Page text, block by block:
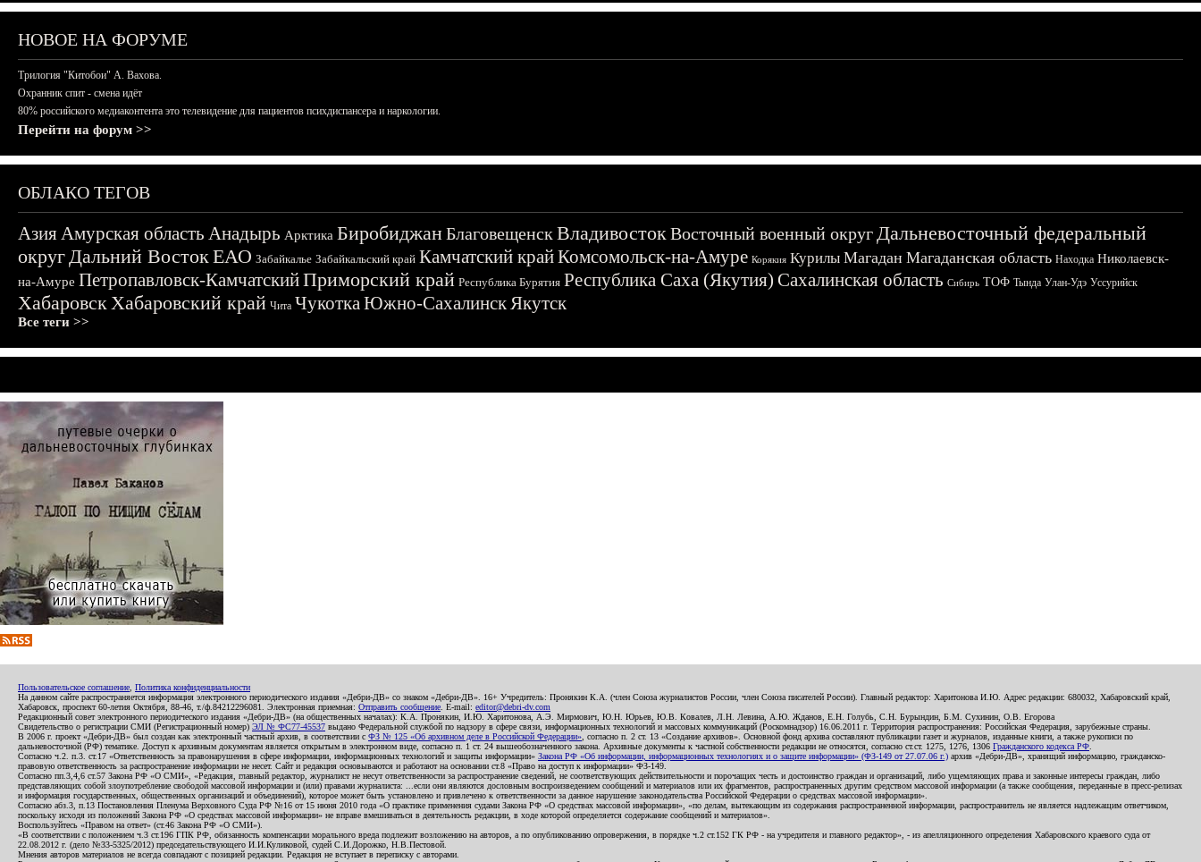
НОВОЕ НА ФОРУМЕ
Трилогия "Китобои" А. Вахова.
Охранник спит - смена идёт
80% российского медиаконтента это телевидение для пациентов психдиспансера и наркологии.
Перейти на форум >>
ОБЛАКО ТЕГОВ
АзияАмурская область Анадырь Арктика БиробиджанБлаговещенскВладивостокВосточный военный округДальневосточный федеральный
округДальний ВостокЕАО Забайкалье Забайкальский край Камчатский крайКомсомольск-на-Амуре Корякия Курилы Магадан Магаданская область Находка Николаевск-
на-Амуре Петропавловск-КамчатскийПриморский край Республика Бурятия Республика Саха (Якутия) Сахалинская область Сибирь ТОФ Тында Улан-Удэ Уссурийск
ХабаровскХабаровский край Чита ЧукоткаЮжно-СахалинскЯкутск
Все теги >>
Пользовательское соглашение Политика конфиденциальности
На данном сайте распространяется информация электронного периодического издания «Дебри-ДВ» со знаком «Дебри-ДВ». 16+ Учредитель: Пронякин К.А. (член Союза журналистов России, член Союза писателей России). Главный редактор: Харитонова И.Ю. Адрес редакции: 680032, Хабаровский край,
Хабаровск, проспект 60-летия Октября, 88-46, т./ф.84212296081. Электронная приемная: Отправить сообщение . E-mail: editor@debri-dv.com
Редакционный совет электронного периодического издания «Дебри-ДВ» (на общественных началах): К.А. Пронякин, И.Ю. Харитонова, А.Э. Мирмович, Ю.Н. Юрьев, Ю.В. Ковалев, Л.Н. Левина, А.Ю. Жданов, Е.Н. Голубь, С.Н. Бурындин, Б.М. Сухинин, О.В. Егорова
Свидетельство о регистрации СМИ (Регистрационный номер) ЭЛ № ФС77-45537 выдано Федеральной службой по надзору в сфере связи, информационных технологий и массовых коммуникаций (Роскомнадзор) 16.06.2011 г. Территория распространения: Российская Федерация, зарубежные страны.
В 2006 г. проект «Дебри-ДВ» был создан как электронный частный архив, в соответствии с ФЗ № 125 «Об архивном деле в Российской Федерации» , согласно п. 2 ст. 13 «Создание архивов». Основной фонд архива составляют публикации газет и журналов, изданные книги, а также рукописи по
дальневосточной (РФ) тематике. Доступ к архивным документам является открытым в электронном виде, согласно п. 1 ст. 24 вышеобозначенного закона. Архивные документы к частной собственности редакции не относятся, согласно ст.ст. 1275, 1276, 1306 Гражданского кодекса РФ
Согласно ч.2. п.3. ст.17 «Ответственность за правонарушения в сфере информации, информационных технологий и защиты информации» Закона РФ «Об информации, информационных технологиях и о защите информации» (ФЗ-149 от 27.07.06 г.) архив «Дебри-ДВ», хранящий информацию, гражданско-
правовую ответственность за распространение информации не несет. Сайт и редакция основываются и работают на основании ст.8 «Право на доступ к информации» ФЗ-149.
Согласно пп.3,4,6 ст.57 Закона РФ «О СМИ», «Редакция, главный редактор, журналист не несут ответственности за распространение сведений, не соответствующих действительности и порочащих честь и достоинство граждан и организаций, либо ущемляющих права и законные интересы граждан, либо
представляющих собой злоупотребление свободой массовой информации и (или) правами журналиста: ...если они являются дословным воспроизведением сообщений и материалов или их фрагментов, распространенных другим средством массовой информации (а также сообщения, переданные в пресс-релизах
и информация государственных, общественных организаций и объединений), которое может быть установлено и привлечено к ответственности за данное нарушение законодательства Российской Федерации о средствах массовой информации».
Согласно абз.3, п.13 Постановления Пленума Верховного Суда РФ №16 от 15 июня 2010 года «О практике применения судами Закона РФ «О средствах массовой информации», «по делам, вытекающим из содержания распространенной информации, распространитель не является надлежащим ответчиком,
поскольку исходя из положений Закона РФ «О средствах массовой информации» не вправе вмешиваться в деятельность редакции, в ходе которой определяется содержание сообщений и материалов».
Воспользуйтесь «Правом на ответ» (ст.46 Закона РФ «О СМИ»).
«В соответствии с положением ч.3 ст.196 ГПК РФ, обязанность компенсации морального вреда подлежит возложению на авторов, а по опубликованию опровержения, в порядке ч.2 ст.152 ГК РФ - на учредителя и главного редактор», - из апелляционного определения Хабаровского краевого суда от
22.08.2012 г. (дело №33-5325/2012) председательствующего И.И.Куликовой, судей С.И.Дорожко, Н.В.Пестовой.
Мнения авторов материалов не всегда совпадают с позицией редакции. Редакция не вступает в переписку с авторами.